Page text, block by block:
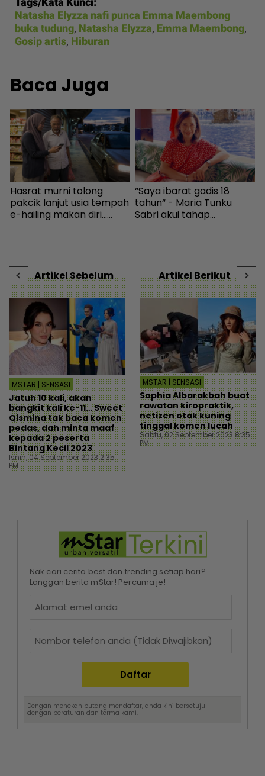
Natasha Elyzza nafi punca Emma Maembong
buka tudung, Natasha Elyzza, Emma Maembong,
Gosip artis, Hiburan
Baca Juga
Hasrat murni tolong
pakcik lanjut usia tempah
e-hailing makan diri...
“Saya ibarat gadis 18
tahun“ - Maria Tunku
Sabri akui tahap
Artikel Sebelum
MSTAR | SENSASI
Jatuh 10 kali, akan
bangkit kali ke-11… Sweet
Qismina tak baca komen
pedas, dah minta maaf
kepada 2 peserta
Bintang Kecil 2023
Isnin, 04 September 2023 2:35
PM
Artikel Berikut
MSTAR | SENSASI
Sophia Albarakbah buat
rawatan kiropraktik,
netizen otak kuning
tinggal komen lucah
Sabtu, 02 September 2023 8:35
PM
Nak cari cerita best dan trending setiap hari?
Langgan berita mStar! Percuma je!
Dengan menekan butang mendaftar, anda kini bersetuju
dengan peraturan dan terma kami.